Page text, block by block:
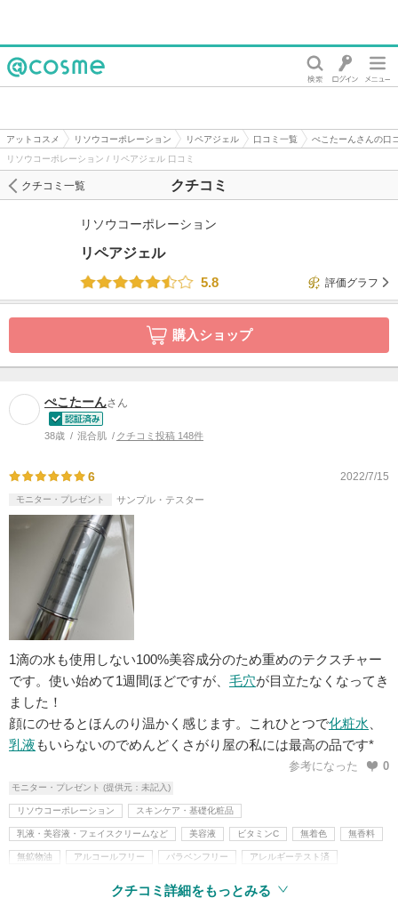
アットコスメ リソウコーポレーション リペアジェル 口コミ一覧
ぺこたーんさんの口
リソウコーポレーション / リペアジェル 口コミ
クチコミ
クチコミ一覧
リソウコーポレーション
リペアジェル
5.8
評価グラフ
購入ショップ
ぺこたーんさん
38歳 混合肌 クチコミ投稿 148件
6 2022/7/15
モニター・プレゼント サンプル・テスター
1滴の水も使用しない100%美容成分のため重めのテクスチャー
です。使い始めて1週間ほどですが、 毛穴が目立たなくなってき
ました！
顔にのせるとほんのり温かく感じます。これひとつで化粧水
乳液 もいらないのでめんどくさがり屋の私には最高の品です*
参考になった 0
モニター・プレゼント (提供元：未記入)
リソウコーポレーション スキンケア・基礎化粧品
乳液・美容液・フェイスクリームなど 美容液 ビタミンC 無着色 無香料
無鉱物油 アルコールフリー パラベンフリー アレルギーテスト済
クチコミ詳細をもっとみる